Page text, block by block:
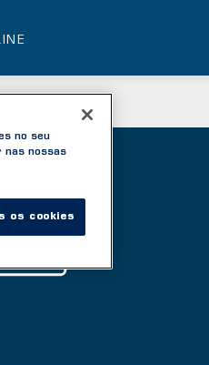
no seu
nas nossas
os cookies